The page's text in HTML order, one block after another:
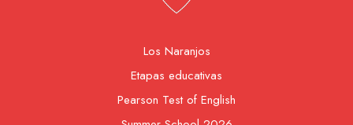
Los Naranjos
Etapas educativas
Pearson Test of English